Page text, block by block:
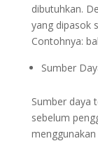
dibutuhkan.
yang dipasok
Contohnya:
Sumber
Sumber daya
sebelum